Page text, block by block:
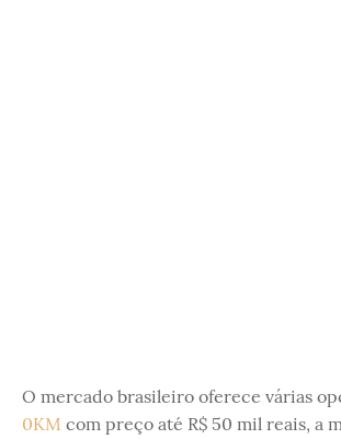
O mercado brasileiro oferece várias
0KM com preço até R$ 50 mil reais, a